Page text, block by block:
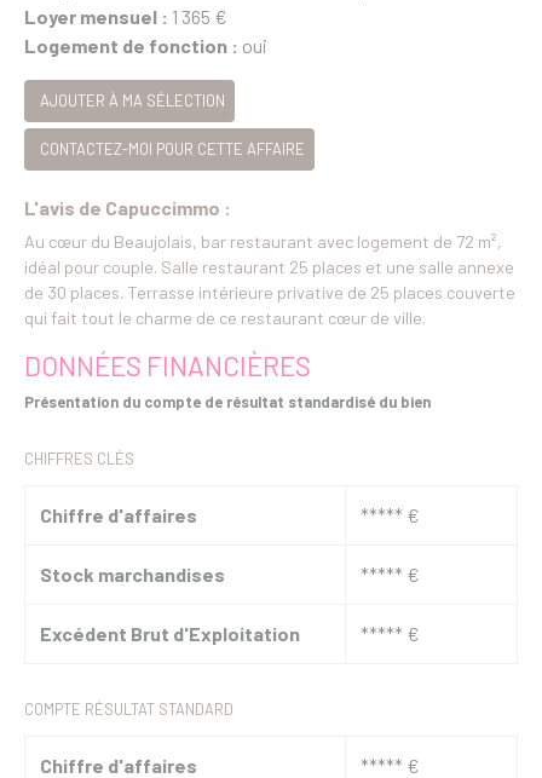
Loyer mensuel : 1 365 €
Logement de fonction : oui
AJOUTER À MA SÉLECTION
CONTACTEZ-MOI POUR CETTE AFFAIRE
L'avis de Capuccimmo :
Au cœur du Beaujolais, bar restaurant avec logement de 72 m²,
idéal pour couple. Salle restaurant 25 places et une salle annexe
de 30 places. Terrasse intérieure privative de 25 places couverte
qui fait tout le charme de ce restaurant cœur de ville.
DONNÉES FINANCIÈRES
Présentation du compte de résultat standardisé du bien
CHIFFRES CLÉS
Chiffre d'affaires ***** €
Stock marchandises ***** €
Excédent Brut d'Exploitation ***** €
COMPTE RÉSULTAT STANDARD
Chiffre d'affaires ***** €